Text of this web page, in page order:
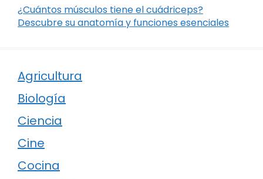
¿Cuántos músculos tiene el cuádriceps?
Descubre su anatomía y funciones esenciales
Agricultura
Biología
Ciencia
Cine
Cocina